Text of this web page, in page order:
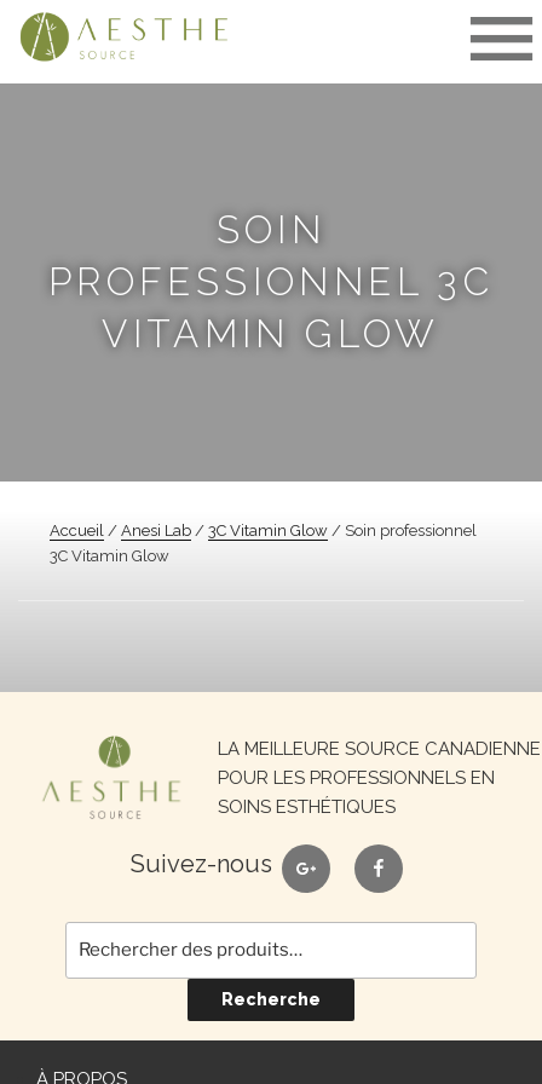
Aller
SOIN
PROFESSIONNEL 3C
VITAMIN GLOW
Accueil / Anesi Lab / 3C Vitamin Glow / Soin professionnel
3C Vitamin Glow
LA MEILLEURE SOURCE CANADIENNE
POUR LES PROFESSIONNELS EN
SOINS ESTHÉTIQUES
Suivez-nous google facebook
Recherche
pour :
Recherche
À PROPOS